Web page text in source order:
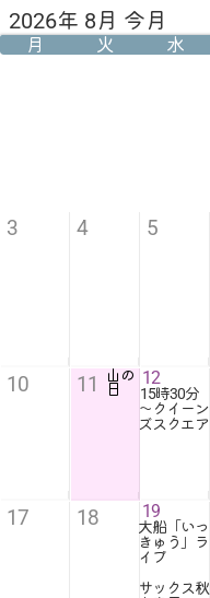
3 4 5
10 11
山の
日
12
15時30分
〜クイーン
ズスクエア
17 18 19
大船「いっ
きゅう」ラ
イブ
サックス秋
2026年 8月 今月
月 火 水